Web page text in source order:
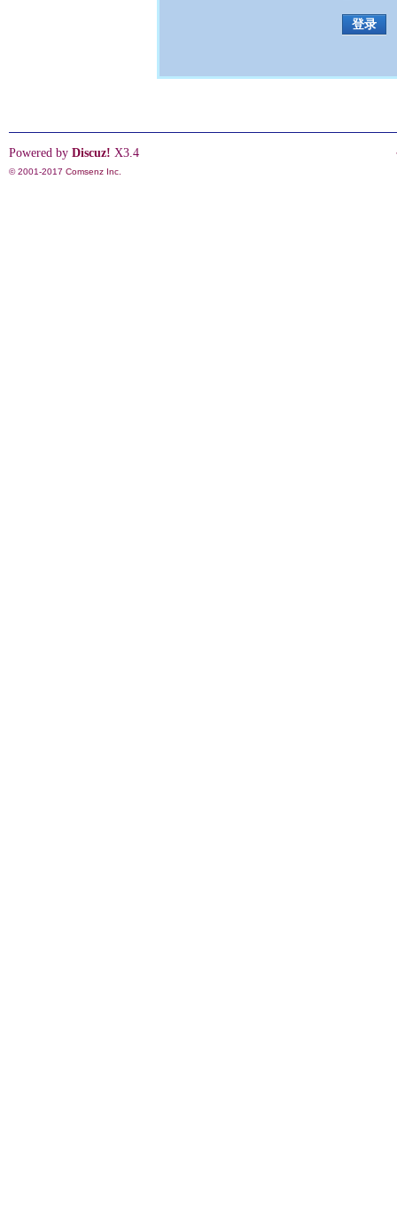
登录
Powered by Discuz! X3.4
© 2001-2017 Comsenz Inc.